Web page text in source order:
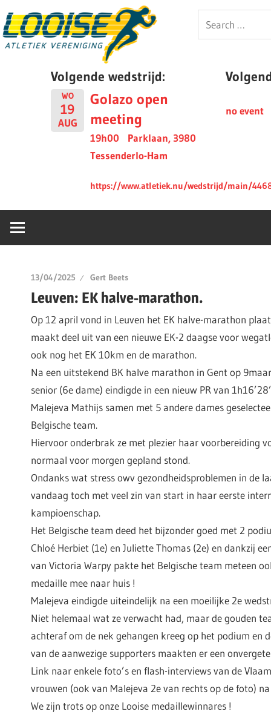
to
content
Looise
Search
for:
Volgende wedstrijd:
WO
19
AUG
Golazo open
meeting
19h00
Parklaan, 3980
Tessenderlo-Ham
https://www.atletiek.nu/wedstrijd/main/
no event
13/04/2025 Gert Beets
Leuven: EK halve-marathon.
Op 12 april vond in Leuven het EK halve-marathon
maakt deel uit van een nieuwe EK-2 daagse voor
ook nog het EK 10km en de marathon.
Na een uitstekend BK halve marathon in Gent op
senior (6e dame) eindigde in een nieuw PR van
Malejeva Mathijs samen met 5 andere dames
Belgische team.
Hiervoor onderbrak ze met plezier haar voorbereiding
normaal voor morgen gepland stond.
Ondanks wat stress owv gezondheidsproblemen in de
vandaag toch met veel zin van start in haar eerste
kampioenschap.
Het Belgische team deed het bijzonder goed met 2
Chloé Herbiet (1e) en Juliette Thomas (2e) en dankzij
van Victoria Warpy pakte het Belgische team meteen
medaille mee naar huis !
Malejeva eindigde uiteindelijk na een moeilijke 2e
Niet helemaal wat ze verwacht had, maar de gouden
achteraf om de nek gehangen kreeg op het podium en
van de aanwezige supporters maakten er een
Link naar enkele foto’s en flash-interviews van de
vrouwen (ook van Malejeva 2e van rechts op de foto)
We zijn trots op onze Looise medaillewinnares !